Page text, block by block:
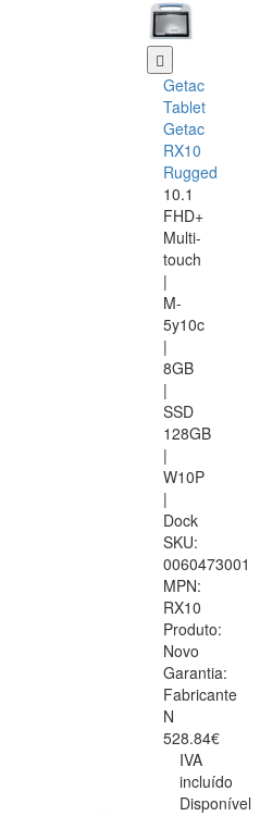
Getac
Tablet
Getac
RX10
Rugged
10.1
FHD+
Multi-
touch
|
M-
5y10c
|
8GB
|
SSD
128GB
|
W10P
|
Dock
SKU:
0060473001
MPN:
RX10
Produto:
Novo
Garantia:
Fabricante
N
528.84€
IVA
incluído
Disponível